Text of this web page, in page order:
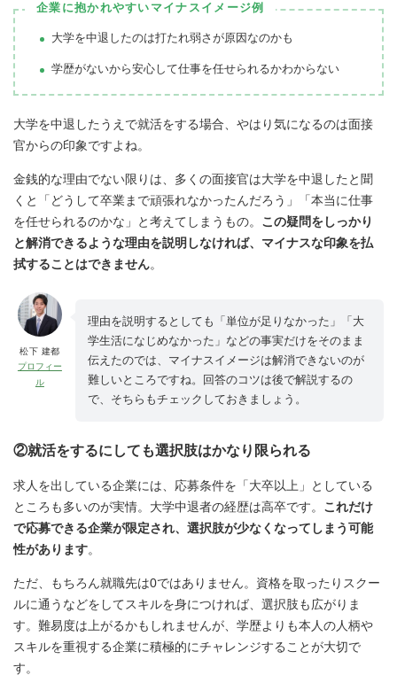
企業に抱かれやすいマイナスイメージ例
大学を中退したのは打たれ弱さが原因なのかも
学歴がないから安心して仕事を任せられるかわからない
大学を中退したうえで就活をする場合、やはり気になるのは面接
官からの印象ですよね。
金銭的な理由でない限りは、多くの面接官は大学を中退したと聞
くと「どうして卒業まで頑張れなかったんだろう」「本当に仕事
を任せられるのかな」と考えてしまうもの。 この疑問をしっかり
と解消できるような理由を説明しなければ、マイナスな印象を払
拭することはできません。
松下 建都
プロフィー
ル
理由を説明するとしても「単位が足りなかった」「大
学生活になじめなかった」などの事実だけをそのまま
伝えたのでは、マイナスイメージは解消できないのが
難しいところですね。回答のコツは後で解説するの
で、そちらもチェックしておきましょう。
②就活をするにしても選択肢はかなり限られる
求人を出している企業には、応募条件を「大卒以上」としている
ところも多いのが実情。大学中退者の経歴は高卒です。 これだけ
で応募できる企業が限定され、選択肢が少なくなってしまう可能
性があります。
ただ、もちろん就職先は0ではありません。資格を取ったりスクー
ルに通うなどをしてスキルを身につければ、選択肢も広がりま
す。難易度は上がるかもしれませんが、学歴よりも本人の人柄や
スキルを重視する企業に積極的にチャレンジすることが大切で
す。